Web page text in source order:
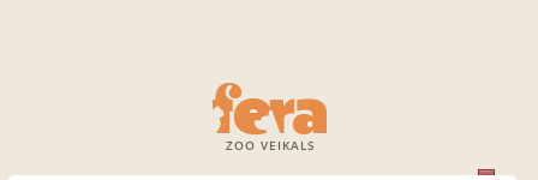
ZOO VEIKALS